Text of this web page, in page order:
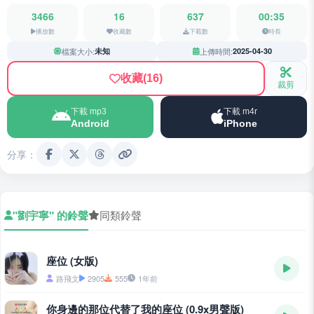
3466
播放數
16
收藏數
637
下載數
00:35
時長
檔案大小:未知 上傳時間:2025-04-30
收藏(16) 裁剪
下載 mp3
Android
下載 m4r
iPhone
分享：
"劉宇寧" 的鈴聲 同類鈴聲
座位 (女版)
路飛文 2905 555 1年前
你身邊的那位代替了我的座位 (0.9x男聲版)